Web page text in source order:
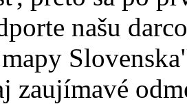
našu
zaujímavé